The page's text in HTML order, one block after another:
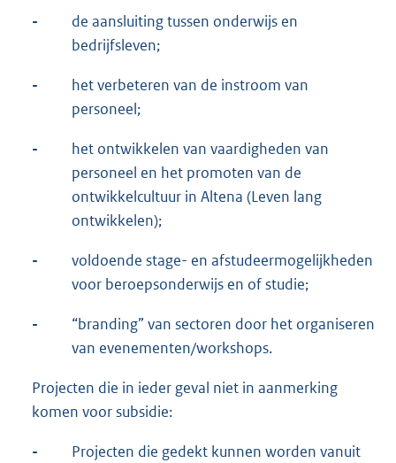
-
de aansluiting tussen onderwijs en
bedrijfsleven;
-
het verbeteren van de instroom van
personeel;
-
het ontwikkelen van vaardigheden van
personeel en het promoten van de
ontwikkelcultuur in Altena (Leven lang
ontwikkelen);
-
voldoende stage- en afstudeermogelijkheden
voor beroepsonderwijs en of studie;
-
“branding” van sectoren door het organiseren
van evenementen/workshops.
Projecten die in ieder geval niet in aanmerking
komen voor subsidie:
-
Projecten die gedekt kunnen worden vanuit